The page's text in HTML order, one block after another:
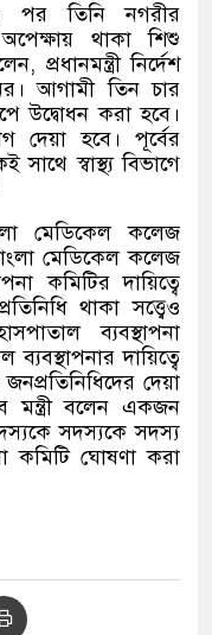
পর তিনি নগরীর
থাকা শিশু
, প্রধানমন্ত্রী নির্দেশ
আগামী তিন চার
উদ্বোধন করা হবে।
দেয়া হবে। পূর্বের
সাথে স্বাস্থ্য বিভাগে
মেডিকেল কলেজ
মেডিকেল কলেজ
কমিটির দায়িত্বে
থাকা সত্ত্বেও
ব্যবস্থাপনা
দায়িত্বে
দেয়া
মন্ত্রী বলেন একজন
সদস্যকে সদস্য
কমিটি ঘোষণা করা